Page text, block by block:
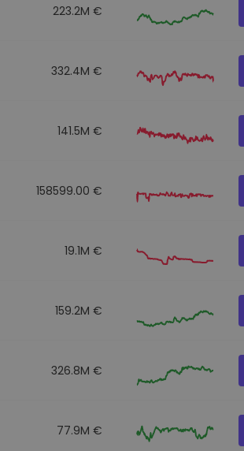
223.2M €
332.4M €
141.5M €
158599.00 €
19.1M €
159.2M €
326.8M €
77.9M €